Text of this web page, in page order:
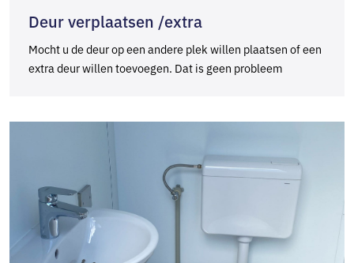
Deur verplaatsen /extra
Mocht u de deur op een andere plek willen plaatsen of een
extra deur willen toevoegen. Dat is geen probleem